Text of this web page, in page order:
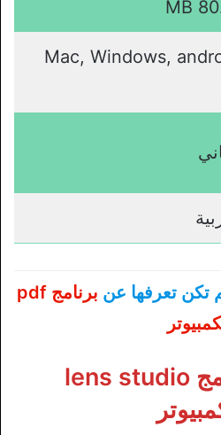
Mac, Windows,
تكن تعرفها عن
برنامج pdf
تحميل برنامج lens studio